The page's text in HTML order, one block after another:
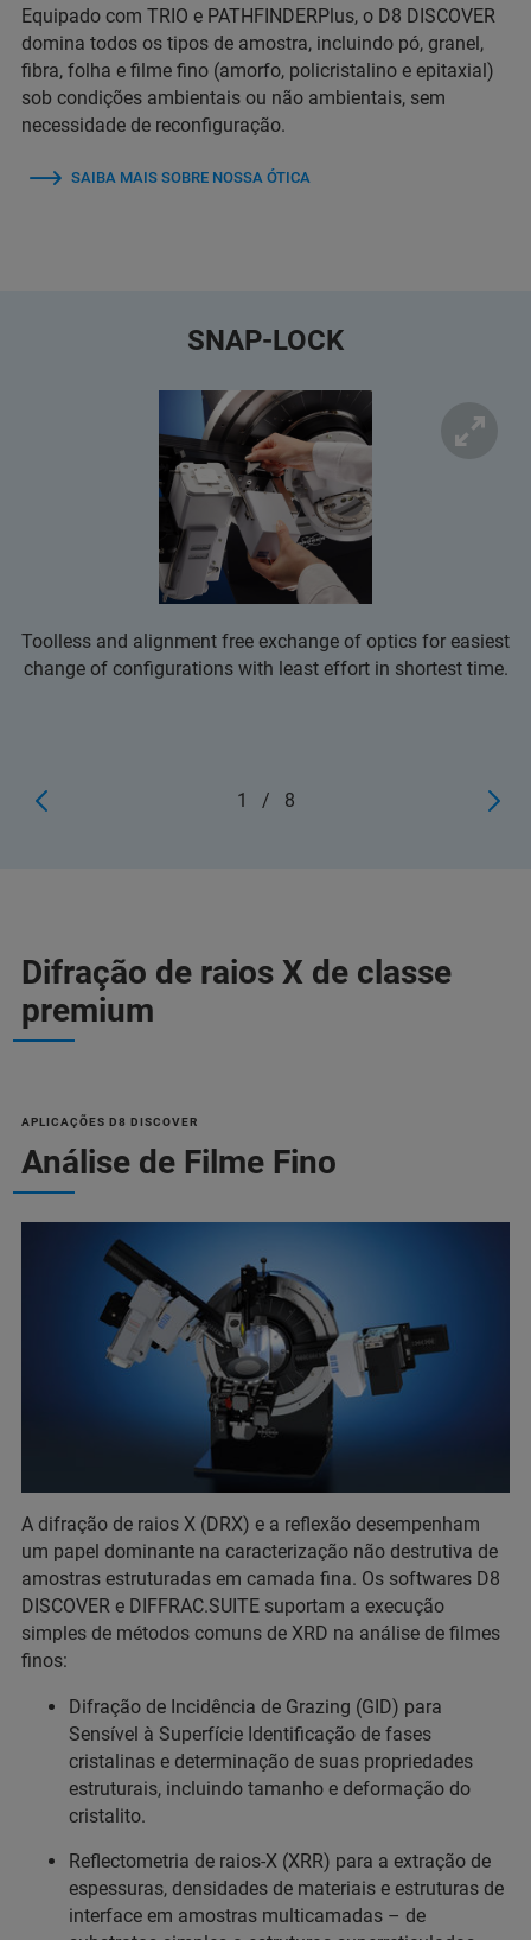
Equipado com TRIO e PATHFINDERPlus, o D8 DISCOVER
domina todos os tipos de amostra, incluindo pó, granel,
fibra, folha e filme fino (amorfo, policristalino e epitaxial)
sob condições ambientais ou não ambientais, sem
necessidade de reconfiguração.
SAIBA MAIS SOBRE NOSSA ÓTICA
SNAP-LOCK
Toolless and alignment free exchange of optics for easiest
change of configurations with least effort in shortest time.
1 / 8
Difração de raios X de classe
premium
APLICAÇÕES D8 DISCOVER
Análise de Filme Fino
A difração de raios X (DRX) e a reflexão desempenham
um papel dominante na caracterização não destrutiva de
amostras estruturadas em camada fina. Os softwares D8
DISCOVER e DIFFRAC.SUITE suportam a execução
simples de métodos comuns de XRD na análise de filmes
finos:
Difração de Incidência de Grazing (GID) para
Sensível à Superfície Identificação de fases
cristalinas e determinação de suas propriedades
estruturais, incluindo tamanho e deformação do
cristalito.
Reflectometria de raios-X (XRR) para a extração de
espessuras, densidades de materiais e estruturas de
interface em amostras multicamadas – de